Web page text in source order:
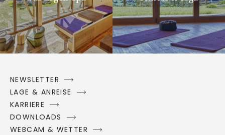
NEWSLETTER
LAGE & ANREISE
KARRIERE
DOWNLOADS
WEBCAM & WETTER